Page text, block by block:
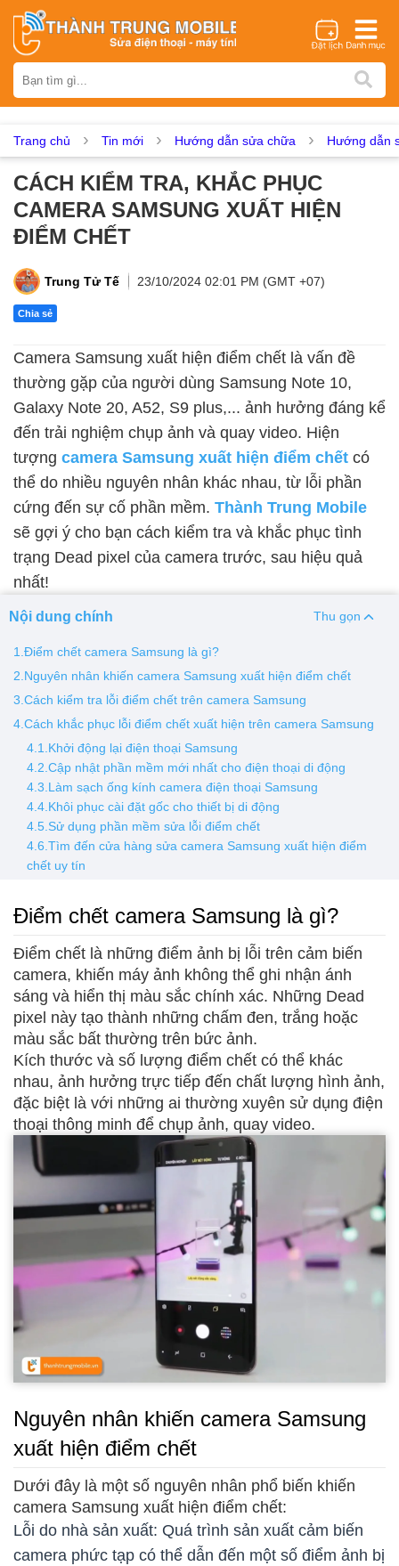
iPhone Samsung Oppo Xiaomi Realme Vivo
Nokia
Asus Sony Vertu LG Tecno
Dịch vụ sửa chữa
Thay màn hình Thay camera
Thay mic Thay rung Thay main Unlock - Mở Khoá
Màn hình Google Pixel
Thay pin
Pin iPhone Pin Samsumg Pin Oppo Pin Xiaomi
Pin Realme
Thay vỏ
Vỏ iPhone Vỏ Samsung Vỏ Xiaomi Vỏ Oppo
Trang chủ Tin mới Hướng dẫn sửa chữa Hướng dẫn
CÁCH KIỂM TRA, KHẮC PHỤC
CAMERA SAMSUNG XUẤT HIỆN
ĐIỂM CHẾT
Trung Tử Tế 23/10/2024 02:01 PM (GMT +07)
Chia sẻ
Camera Samsung xuất hiện điểm chết là vấn đề
thường gặp của người dùng Samsung Note 10,
Galaxy Note 20, A52, S9 plus,... ảnh hưởng đáng kể
đến trải nghiệm chụp ảnh và quay video. Hiện
tượng camera Samsung xuất hiện điểm chết có
thể do nhiều nguyên nhân khác nhau, từ lỗi phần
cứng đến sự cố phần mềm. Thành Trung Mobile
sẽ gợi ý cho bạn cách kiểm tra và khắc phục tình
trạng Dead pixel của camera trước, sau hiệu quả
nhất!
Nội dung chính Thu gọn
1.Điểm chết camera Samsung là gì?
2.Nguyên nhân khiến camera Samsung xuất hiện điểm chết
3.Cách kiểm tra lỗi điểm chết trên camera Samsung
4.Cách khắc phục lỗi điểm chết xuất hiện trên camera Samsung
4.1.Khởi động lại điện thoại Samsung
4.2.Cập nhật phần mềm mới nhất cho điện thoại di động
4.3.Làm sạch ống kính camera điện thoại Samsung
4.4.Khôi phục cài đặt gốc cho thiết bị di động
4.5.Sử dụng phần mềm sửa lỗi điểm chết
4.6.Tìm đến cửa hàng sửa camera Samsung xuất hiện điểm
chết uy tín
Điểm chết camera Samsung là gì?
Điểm chết là những điểm ảnh bị lỗi trên cảm biến
camera, khiến máy ảnh không thể ghi nhận ánh
sáng và hiển thị màu sắc chính xác. Những Dead
pixel này tạo thành những chấm đen, trắng hoặc
màu sắc bất thường trên bức ảnh.
Kích thước và số lượng điểm chết có thể khác
nhau, ảnh hưởng trực tiếp đến chất lượng hình ảnh,
đặc biệt là với những ai thường xuyên sử dụng điện
thoại thông minh để chụp ảnh, quay video.
Nguyên nhân khiến camera Samsung
xuất hiện điểm chết
Dưới đây là một số nguyên nhân phổ biến khiến
camera Samsung xuất hiện điểm chết:
Lỗi do nhà sản xuất: Quá trình sản xuất cảm biến
camera phức tạp có thể dẫn đến một số điểm ảnh bị